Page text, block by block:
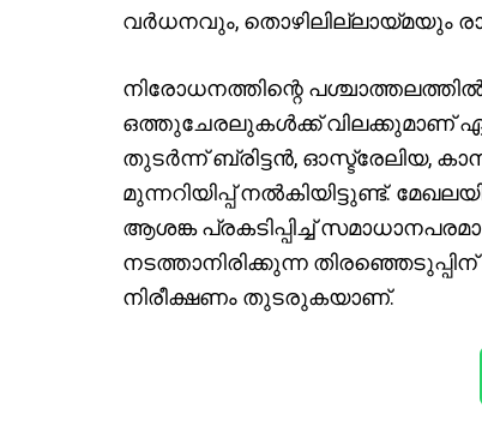
വർധനവും, തൊഴിലില്ലായ്മയും
നിരോധനത്തിന്റെ
ഒത്തുചേരലുകൾക്ക് വിലക്കുമാണ്
തുടർന്ന് ബ്രിട്ടൻ, ഓസ്ട്രേലിയ,
മുന്നറിയിപ്പ് നൽകിയിട്ടുണ്ട്.
ആശങ്ക പ്രകടിപ്പിച്ച്
നടത്താനിരിക്കുന്ന
നിരീക്ഷണം തുടരുകയാണ്.